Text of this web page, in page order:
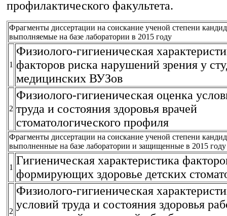
профилактического факультета.
Фрагменты диссертации на соискание ученой степени
выполняемые на базе лаборатории в 2015 году
1
Физиолого-гигиеническая
факторов риска нарушений зрения у
медицинских ВУЗов
2
Физиолого-гигиеническая оценка
труда и состояния здоровья врачей
стоматологического профиля
Фрагменты диссертации на соискание ученой степени
выполненные на базе лаборатории и защищенные в 2015 году
1
Гигиеническая характеристика
формирующих здоровье детских
2
Физиолого-гигиеническая
условий труда и состояния здоровья